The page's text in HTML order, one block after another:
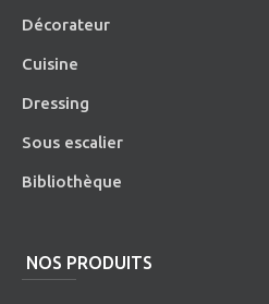
Décorateur
Cuisine
Dressing
Sous escalier
Bibliothèque
NOS PRODUITS